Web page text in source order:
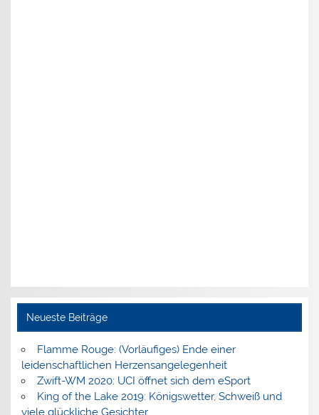
Neueste Beiträge
Flamme Rouge: (Vorläufiges) Ende einer
leidenschaftlichen Herzensangelegenheit
Zwift-WM 2020: UCI öffnet sich dem eSport
King of the Lake 2019: Königswetter, Schweiß und
viele glückliche Gesichter